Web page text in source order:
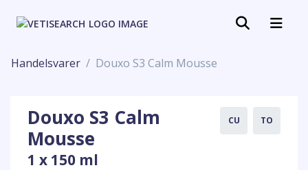
Handelsvarer Douxo S3 Calm Mousse
Douxo S3 Calm
Mousse
1 x 150 ml
CU TO